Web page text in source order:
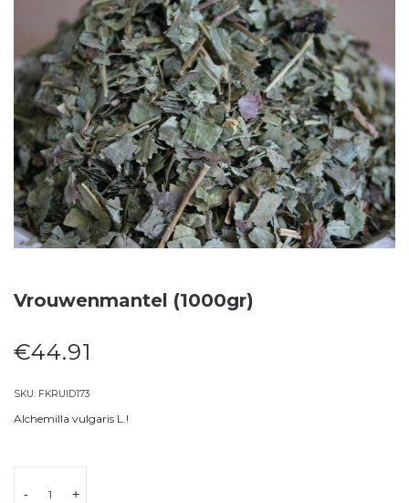
Vrouwenmantel (1000gr)
€44.91
SKU: FKRUID173
Alchemilla vulgaris L.!
- +